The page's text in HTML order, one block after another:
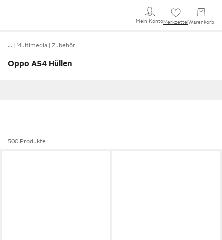
Mein KontoMerkzettel Warenkorb
… Multimedia Zubehör
Oppo A54 Hüllen
500 Produkte